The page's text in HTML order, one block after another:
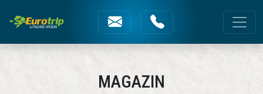
Szlovénia legismertebb látnivalói
Fejléc menüsorok
MAGAZIN